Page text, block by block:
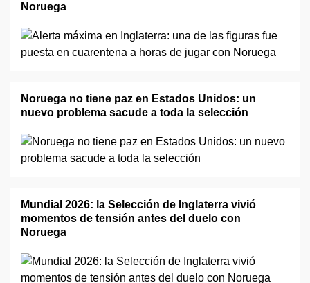
Noruega
Noruega no tiene paz en Estados Unidos: un
nuevo problema sacude a toda la selección
Mundial 2026: la Selección de Inglaterra vivió
momentos de tensión antes del duelo con
Noruega